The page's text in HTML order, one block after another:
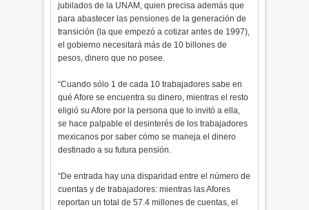
jubilados de la UNAM, quien precisa además que
para abastecer las pensiones de la generación de
transición (la que empezó a cotizar antes de 1997),
el gobierno necesitará más de 10 billones de
pesos, dinero que no posee.
“Cuando sólo 1 de cada 10 trabajadores sabe en
qué Afore se encuentra su dinero, mientras el resto
eligió su Afore por la persona que lo invitó a ella,
se hace palpable el desinterés de los trabajadores
mexicanos por saber cómo se maneja el dinero
destinado a su futura pensión.
“De entrada hay una disparidad entre el número de
cuentas y de trabajadores: mientras las Afores
reportan un total de 57.4 millones de cuentas, el